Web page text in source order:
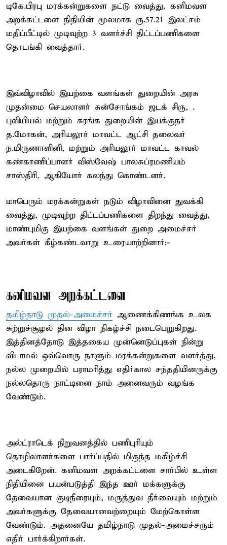
டிகே.பிரபு மரக்கன்றுகளை நட்டு வைத்து, கனிமவள
அறக்கட்டளை நிதியின் மூலமாக ரூ.57.21 இலட்சம்
மதிப்பீட்டில் முடிவுற்ற 3 வளர்ச்சி திட்டப்பணிகளை
தொடங்கி வைத்தார்.
இவ்விழாவில் இயற்கை வளங்கள் துறையின் அரசு
முதன்மை செயலாளர் சுன்சோங்கம் ஜடக் சிரு, .
புவியியல் மற்றும் சுரங்க துறையின் இயக்குநர்
த.மோகன், அரியலூர் மாவட்ட ஆட்சி தலைவர்
ந.மிருணாளினி, மற்றும் அரியலூர் மாவட்ட காவல்
கண்காணிப்பாளர் விஸ்வேஷ் பாலசுப்ரமணியம்
சாஸ்திரி, ஆகியோர் கலந்து கொண்டனர்.
மாபெரும் மரக்கன்றுகள் நடும் விழாவினை துவக்கி
வைத்து, முடிவுற்ற திட்டப்பணிகளை திறந்து வைத்து,
மாண்புமிகு இயற்கை வளங்கள் துறை அமைச்சர்
அவர்கள் கீழ்கண்டவாறு உரையாற்றினார்:-
கனிமவள அறக்கட்டளை
தமிழ்நாடு முதல்-அமைச்சர் ஆணைக்கிணங்க உலக
சுற்றுச்சூழல் தின விழா நிகழ்ச்சி நடைபெறுகிறது.
இத்தினத்தோடு இத்தகைய முன்னெடுப்புகள் நின்று
விடாமல் ஒவ்வொரு நாளும் மரக்கன்றுகளை வளர்த்து,
நல்ல முறையில் பராமரித்து எதிர்கால சந்ததியினருக்கு
நல்லதொரு நாட்டினை நாம் அனைவரும் வழங்க
வேண்டும்.
அல்ட்ராடெக் நிறுவனத்தில் பணிபுரியும்
தொழிலாளர்களை பார்ப்பதில் மிகுந்த மகிழ்ச்சி
அடைகிறேன். கனிமவள அறக்கட்டளை சார்பில் உள்ள
நிதியினை பயன்படுத்தி இந்த ஊர் மக்களுக்கு
தேவையான குடிநீரையும், மருத்துவ தீர்வையும் மற்றும்
அவர்களுக்கு தேவையானவற்றையும் மேற்கொள்ள
வேண்டும். அதனையே தமிழ்நாடு முதல்-அமைச்சரும்
எதிர் பார்க்கிறார்கள்.